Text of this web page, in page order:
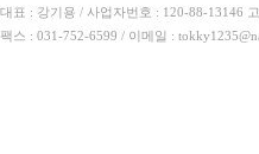
대표 : 강기용 / 사업자번호 : 120-88-13146
팩스 : 031-752-6599 / 이메일 :